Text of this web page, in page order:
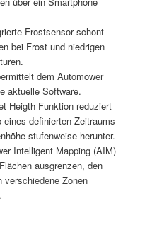
Frostsensor schont
bei Frost und niedrigen
dem Automower
aktuelle Software.
Heigth Funktion reduziert
eines definierten Zeitraums
stufenweise herunter.
Intelligent Mapping (AIM)
ausgrenzen, den
verschiedene Zonen